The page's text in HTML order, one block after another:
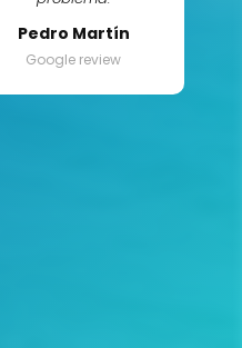
Pedro Martín
Google review